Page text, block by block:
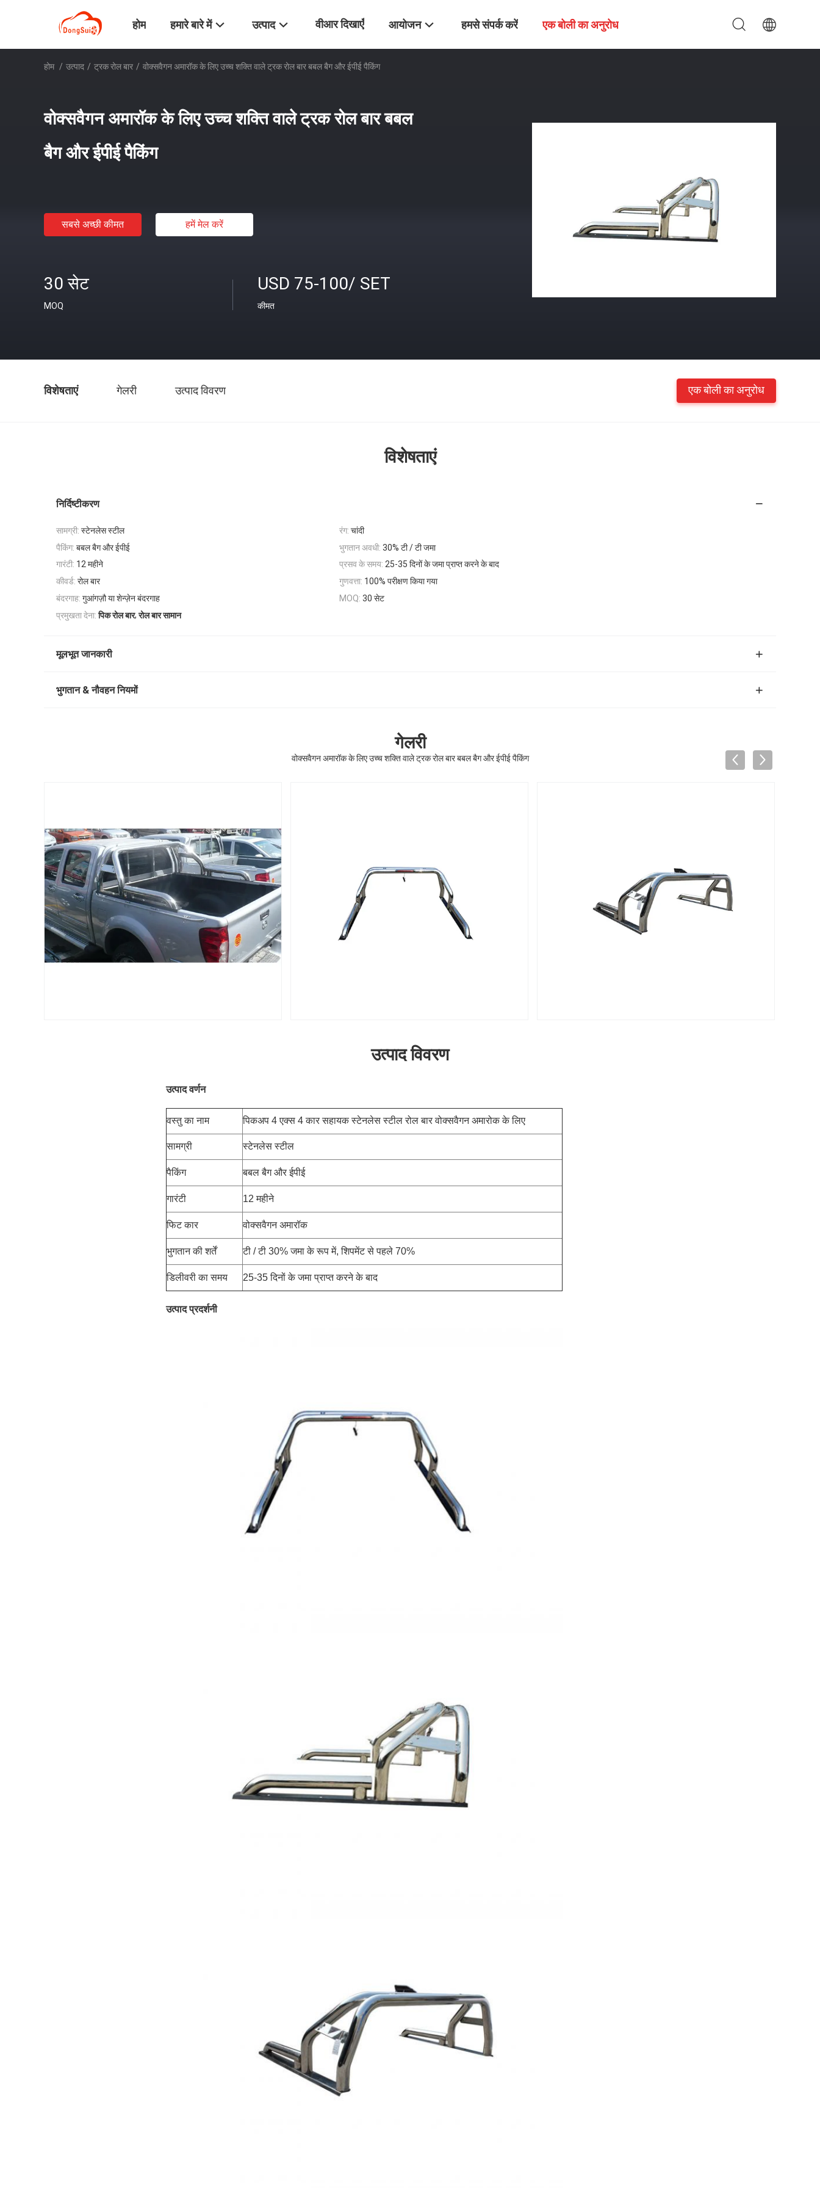
होम हमारे बारे में उत्पाद वीआर दिखाएँ आयोजन हमसे संपर्क करें एक बोली का अनुरोध
होम / उत्पाद / ट्रक रोल बार / वोक्सवैगन अमारॉक के लिए उच्च शक्ति वाले ट्रक रोल बार बबल बैग और ईपीई पैकिंग
वोक्सवैगन अमारॉक के लिए उच्च शक्ति वाले ट्रक रोल बार बबल
बैग और ईपीई पैकिंग
सबसे अच्छी कीमत हमें मेल करें
30 सेट
MOQ
USD 75-100/ SET
कीमत
विशेषताएं गेलरी उत्पाद विवरण एक बोली का अनुरोध
विशेषताएं
निर्दिष्टीकरण
सामग्री: स्टेनलेस स्टील रंग: चांदी
पैकिंग: बबल बैग और ईपीई भुगतान अवधी: 30% टी / टी जमा
गारंटी: 12 महीने प्रसव के समय: 25-35 दिनों के जमा प्राप्त करने के बाद
कीवर्ड: रोल बार गुणवत्ता: 100% परीक्षण किया गया
बंदरगाह: गुआंगज़ौ या शेन्ज़ेन बंदरगाह MOQ: 30 सेट
प्रमुखता देना: पिक रोल बार,रोल बार सामान
मूलभूत जानकारी
भुगतान & नौवहन नियमों
गेलरी
वोक्सवैगन अमारॉक के लिए उच्च शक्ति वाले ट्रक रोल बार बबल बैग और ईपीई पैकिंग
उत्पाद विवरण
उत्पाद वर्णन
वस्तु का नाम पिकअप 4 एक्स 4 कार सहायक स्टेनलेस स्टील रोल बार वोक्सवैगन अमारोक के लिए
सामग्री स्टेनलेस स्टील
पैकिंग बबल बैग और ईपीई
गारंटी 12 महीने
फिट कार वोक्सवैगन अमारॉक
भुगतान की शर्तें टी / टी 30% जमा के रूप में, शिपमेंट से पहले 70%
डिलीवरी का समय 25-35 दिनों के जमा प्राप्त करने के बाद
उत्पाद प्रदर्शनी